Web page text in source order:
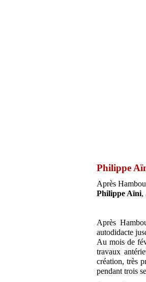
Philippe
Après
Philippe Aïni,
Après
autodidacte
Au mois de
travaux
création, très
pendant trois